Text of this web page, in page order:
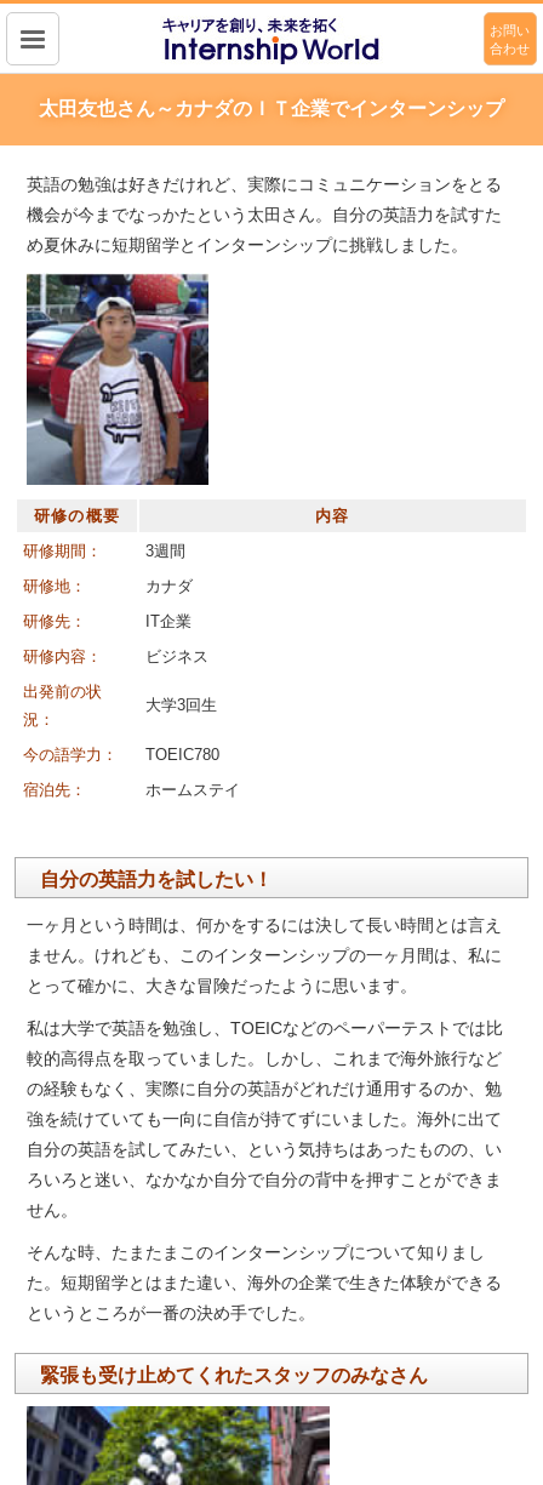
キャリアを作り、未来を拓く
Intership wolrd
お問い
合わせ
太田友也さん～カナダのＩＴ企業でインターンシップ
英語の勉強は好きだけれど、実際にコミュニケーションをとる
機会が今までなっかたという太田さん。自分の英語力を試すた
め夏休みに短期留学とインターンシップに挑戦しました。
研修の概要
内容
研修期間：
3週間
研修地：
カナダ
研修先：
IT企業
研修内容：
ビジネス
出発前の状
況：
大学3回生
今の語学力：
TOEIC780
宿泊先：
ホームステイ
自分の英語力を試したい！
一ヶ月という時間は、何かをするには決して長い時間とは言え
ません。けれども、このインターンシップの一ヶ月間は、私に
とって確かに、大きな冒険だったように思います。
私は大学で英語を勉強し、TOEICなどのペーパーテストでは比
較的高得点を取っていました。しかし、これまで海外旅行など
の経験もなく、実際に自分の英語がどれだけ通用するのか、勉
強を続けていても一向に自信が持てずにいました。海外に出て
自分の英語を試してみたい、という気持ちはあったものの、い
ろいろと迷い、なかなか自分で自分の背中を押すことができま
せん。
そんな時、たまたまこのインターンシップについて知りまし
た。短期留学とはまた違い、海外の企業で生きた体験ができる
というところが一番の決め手でした。
緊張も受け止めてくれたスタッフのみなさん